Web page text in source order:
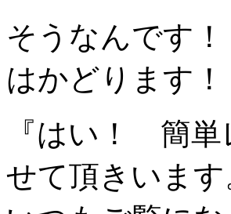
そうなんです
はかどります！
『はい！ 簡
せて頂きいます